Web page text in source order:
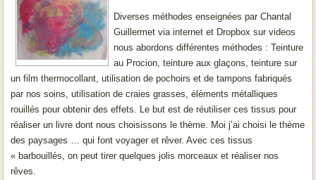
Diverses méthodes enseignées par Chantal
Guillermet via internet et Dropbox sur videos
nous abordons différentes méthodes : Teinture
au Procion, teinture aux glaçons, teinture sur
un film thermocollant, utilisation de pochoirs et de tampons fabriqués
par nos soins, utilisation de craies grasses, éléments métalliques
rouillés pour obtenir des effets. Le but est de réutiliser ces tissus pour
réaliser un livre dont nous choisissons le thème. Moi j’ai choisi le thème
des paysages … qui font voyager et rêver. Avec ces tissus
« barbouillés, on peut tirer quelques jolis morceaux et réaliser nos
rêves.